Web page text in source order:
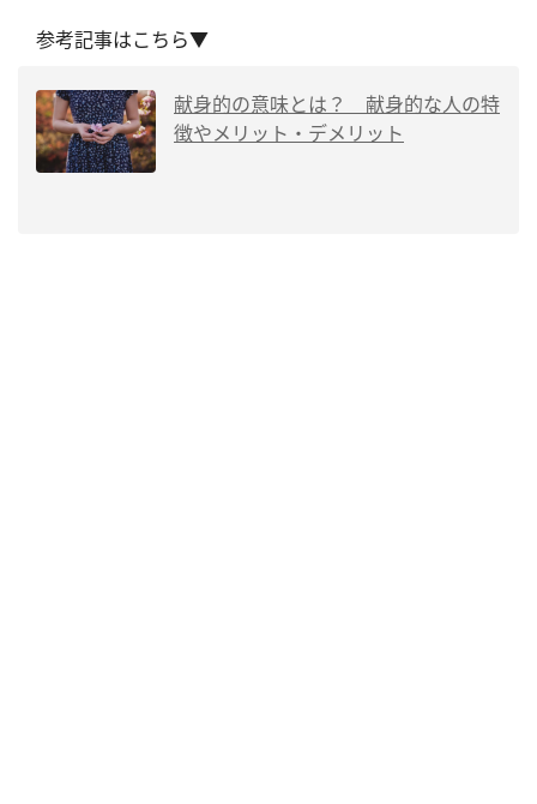
参考記事はこちら▼
献身的の意味とは？ 献身的な人の特
徴やメリット・デメリット